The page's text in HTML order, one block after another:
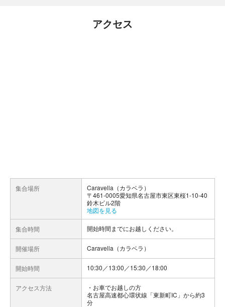
アクセス
集合場所
Caravella（カラベラ）
〒461-0005愛知県名古屋市東区東桜1-10-40
鈴木ビル2階
地図を見る
集合時間 開始時間までにお越しください。
開催場所 Caravella（カラベラ）
開始時間 10:30／13:00／15:30／18:00
アクセス方法
お車でお越しの方
名古屋高速都心環状線「東新町IC」から約3
分